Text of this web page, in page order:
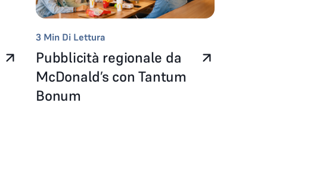
3 Min Di Lettura
Pubblicità regionale da
McDonald’s con Tantum
Bonum